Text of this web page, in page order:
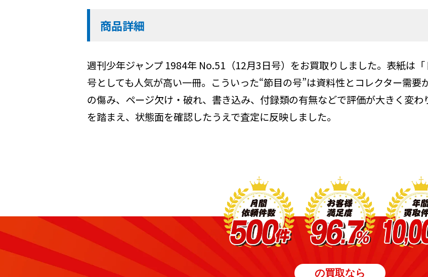
商品詳細
週刊少年ジャンプ 1984年 No.51（12月3日号）をお買取りしました。表紙は
号としても人気が高い一冊。こういった“節目の号”は資料性とコレクター需
の傷み、ページ欠け・破れ、書き込み、付録類の有無などで評価が大きく変
を踏まえ、状態面を確認したうえで査定に反映しました。
の買取なら